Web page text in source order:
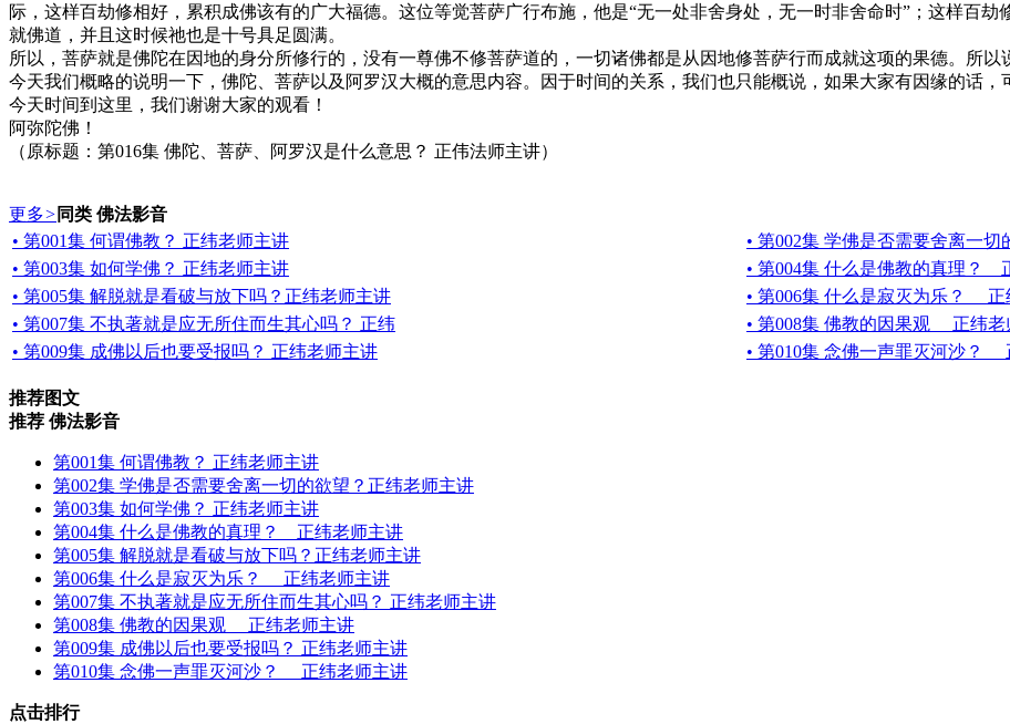
际，这样百劫修相好，累积成佛该有的广大福德。这位等觉菩萨广行布施，他是“无一处非舍身处，无一时非舍命时”；这样百
就佛道，并且这时候祂也是十号具足圆满。
所以，菩萨就是佛陀在因地的身分所修行的，没有一尊佛不修菩萨道的，一切诸佛都是从因地修菩萨行而成就这项的果德。所以
今天我们概略的说明一下，佛陀、菩萨以及阿罗汉大概的意思内容。因于时间的关系，我们也只能概说，如果大家有因缘的话，
今天时间到这里，我们谢谢大家的观看！
阿弥陀佛！
（原标题：第016集 佛陀、菩萨、阿罗汉是什么意思？ 正伟法师主讲）
更多> 同类 佛法影音
• 第001集 何谓佛教？ 正纬老师主讲
• 第002集 学佛是否需要舍离一
• 第003集 如何学佛？ 正纬老师主讲
• 第004集 什么是佛教的真理？
• 第005集 解脱就是看破与放下吗？正纬老师主讲
• 第006集 什么是寂灭为乐？ 正
• 第007集 不执著就是应无所住而生其心吗？ 正纬
• 第008集 佛教的因果观 正纬老
• 第009集 成佛以后也要受报吗？ 正纬老师主讲
• 第010集 念佛一声罪灭河沙？
推荐图文
推荐 佛法影音
第001集 何谓佛教？ 正纬老师主讲
第002集 学佛是否需要舍离一切的欲望？正纬老师主讲
第003集 如何学佛？ 正纬老师主讲
第004集 什么是佛教的真理？ 正纬老师主讲
第005集 解脱就是看破与放下吗？正纬老师主讲
第006集 什么是寂灭为乐？ 正纬老师主讲
第007集 不执著就是应无所住而生其心吗？ 正纬老师主讲
第008集 佛教的因果观 正纬老师主讲
第009集 成佛以后也要受报吗？ 正纬老师主讲
第010集 念佛一声罪灭河沙？ 正纬老师主讲
点击排行